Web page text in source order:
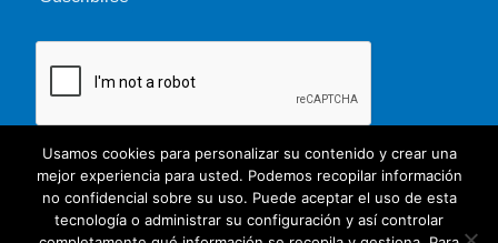
Usamos cookies para personalizar su contenido y crear una
mejor experiencia para usted. Podemos recopilar información
no confidencial sobre su uso. Puede aceptar el uso de esta
tecnología o administrar su configuración y así controlar